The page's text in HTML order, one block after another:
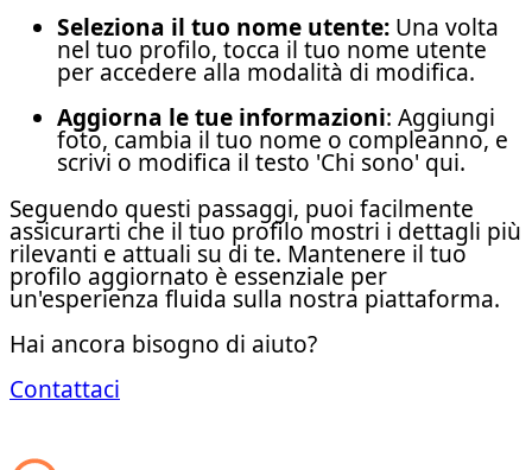
Seleziona il tuo nome utente: Una volta
nel tuo profilo, tocca il tuo nome utente
per accedere alla modalità di modifica.
Aggiorna le tue informazioni: Aggiungi
foto, cambia il tuo nome o compleanno, e
scrivi o modifica il testo 'Chi sono' qui.
Seguendo questi passaggi, puoi facilmente
assicurarti che il tuo profilo mostri i dettagli più
rilevanti e attuali su di te. Mantenere il tuo
profilo aggiornato è essenziale per
un'esperienza fluida sulla nostra piattaforma.
Hai ancora bisogno di aiuto?
Contattaci